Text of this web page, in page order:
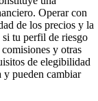
Operar con
de los precios y la
si tu perfil de riesgo
y otras
de elegibilidad
y pueden cambiar